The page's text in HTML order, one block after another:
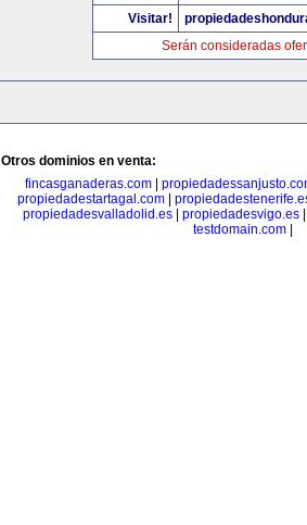
Visitar!
Serán consideradas
Otros dominios en venta:
fincasganaderas.com
propiedadestartagal.com|
propiedadesvalladolid.es
propiedadesvigo.es
testdomain.com